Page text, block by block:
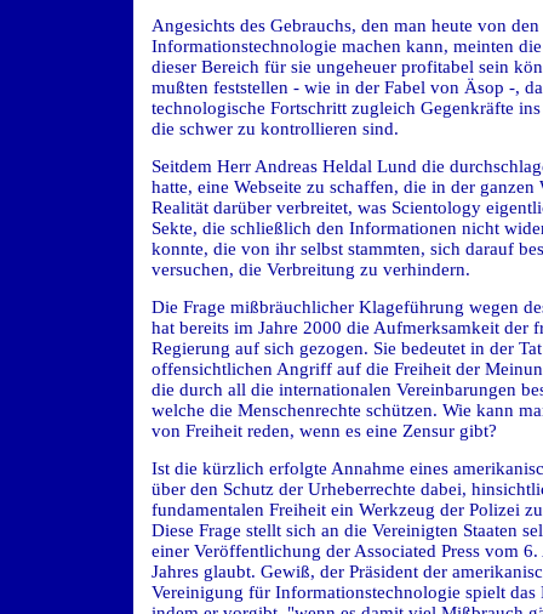
Angesichts des Gebrauchs, den man heute von
Informationstechnologie machen kann, meinten
dieser Bereich für sie ungeheuer profitabel sein
mußten feststellen - wie in der Fabel von Äsop -,
technologische Fortschritt zugleich Gegenkräfte
die schwer zu kontrollieren sind.
Seitdem Herr Andreas Heldal Lund die
hatte, eine Webseite zu schaffen, die in der ganzen
Realität darüber verbreitet, was Scientology
Sekte, die schließlich den Informationen nicht
konnte, die von ihr selbst stammten, sich darauf
versuchen, die Verbreitung zu verhindern.
Die Frage mißbräuchlicher Klageführung wegen
hat bereits im Jahre 2000 die Aufmerksamkeit der
Regierung auf sich gezogen. Sie bedeutet in der
offensichtlichen Angriff auf die Freiheit der
die durch all die internationalen Vereinbarungen
welche die Menschenrechte schützen. Wie kann
von Freiheit reden, wenn es eine Zensur gibt?
Ist die kürzlich erfolgte Annahme eines
über den Schutz der Urheberrechte dabei,
fundamentalen Freiheit ein Werkzeug der Polizei
Diese Frage stellt sich an die Vereinigten Staaten
einer Veröffentlichung der Associated Press vom
Jahres glaubt. Gewiß, der Präsident der
Vereinigung für Informationstechnologie spielt das